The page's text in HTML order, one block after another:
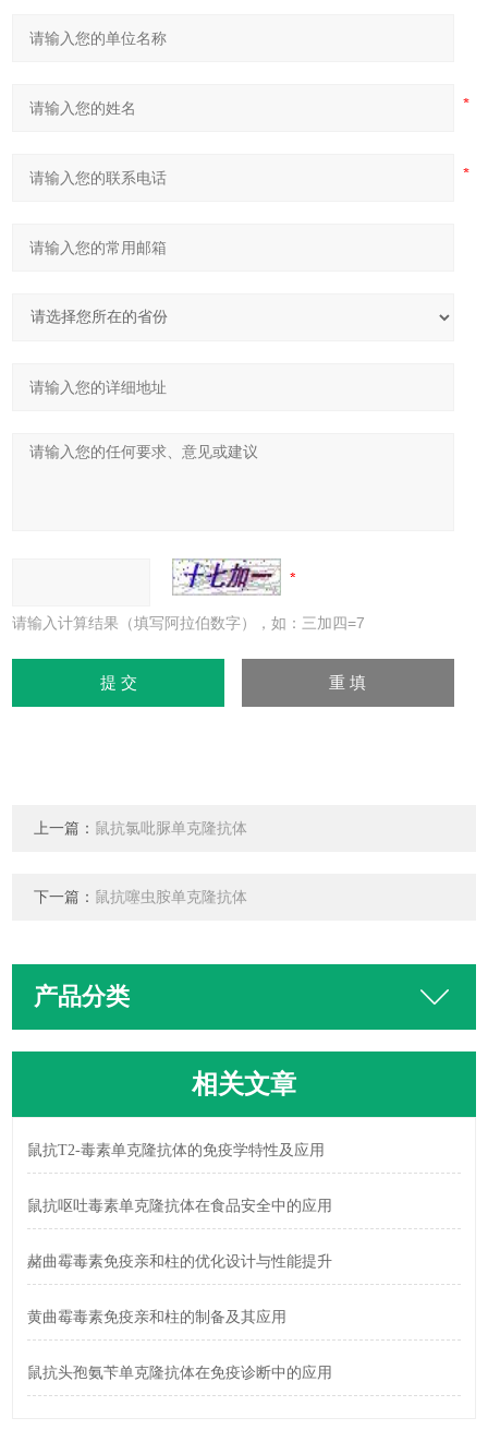
请输入计算结果（填写阿拉伯数字），如：三加四=7
上一篇： 鼠抗氯吡脲单克隆抗体
下一篇： 鼠抗噻虫胺单克隆抗体
产品分类
相关文章
鼠抗T2-毒素单克隆抗体的免疫学特性及应用
鼠抗呕吐毒素单克隆抗体在食品安全中的应用
赭曲霉毒素免疫亲和柱的优化设计与性能提升
黄曲霉毒素免疫亲和柱的制备及其应用
鼠抗头孢氨苄单克隆抗体在免疫诊断中的应用